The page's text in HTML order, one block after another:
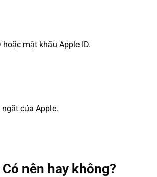
mật khẩu Apple ID.
của Apple.
nên hay không?